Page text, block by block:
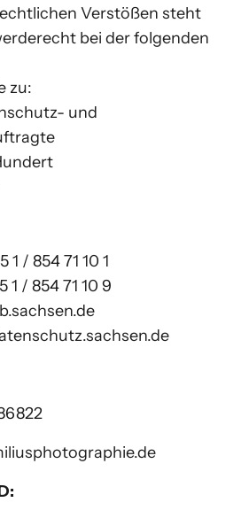
Verstößen steht
bei der folgenden
zu:
und
1 / 854 71 10 1
1 / 854 71 10 9